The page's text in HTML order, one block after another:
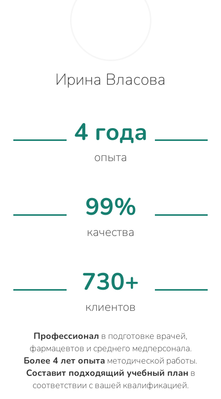
Ирина Власова
4 года
опыта
99%
качества
730+
клиентов
Профессионал в подготовке врачей,
фармацевтов и среднего медперсонала.
Более 4 лет опыта методической работы.
Составит подходящий учебный план в
соответствии с вашей квалификацией.